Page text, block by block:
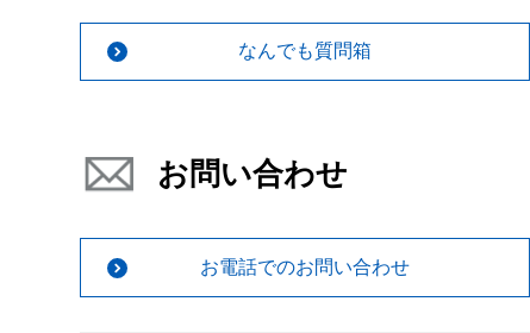
なんでも質問箱
お問い合わせ
お電話でのお問い合わせ